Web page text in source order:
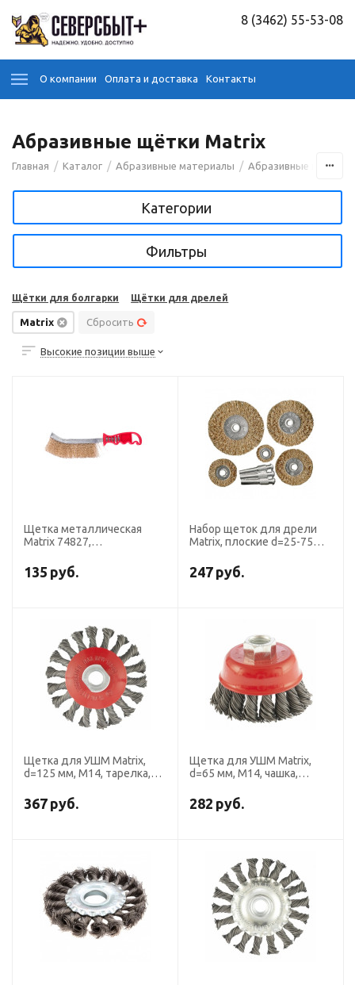
8 (3462) 55-53-08
О компании Оплата и доставка Контакты
Абразивные щётки Matrix
Главная / Каталог / Абразивные материалы / Абразивные щётки
Категории
Фильтры
Щётки для болгарки Щётки для дрелей
Matrix Сбросить
Высокие позиции выше
Щетка металлическая
Matrix 74827,
проволока d=0.3 мм,
пластиковая ручка
135 руб.
Набор щеток для дрели
Matrix, плоские d=25-75
предметов
247 руб.
Щетка для УШМ Matrix,
d=125 мм, М14, тарелка,
367 руб.
Щетка для УШМ Matrix,
d=65 мм, М14, чашка,
мм,
282 руб.